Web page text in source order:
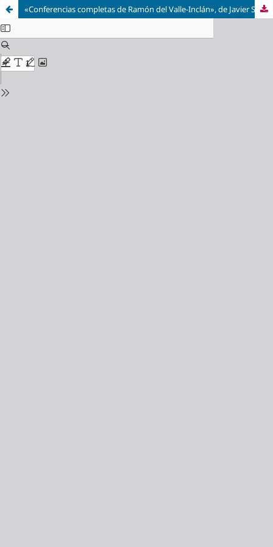
«Conferencias completas de Ramón del Valle-Inclán», de Javier Serrano Alonso